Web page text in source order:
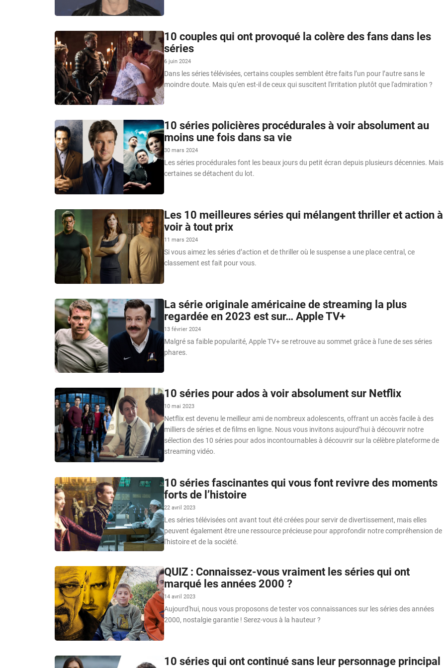
10 couples qui ont provoqué la colère des fans dans les
séries
6 juin 2024
Dans les séries télévisées, certains couples semblent être faits l’un pour l’autre sans le
moindre doute. Mais qu'en est-il de ceux qui suscitent l'irritation plutôt que l'admiration ?
10 séries policières procédurales à voir absolument au
moins une fois dans sa vie
30 mars 2024
Les séries procédurales font les beaux jours du petit écran depuis plusieurs décennies. Mais
certaines se détachent du lot.
Les 10 meilleures séries qui mélangent thriller et action à
voir à tout prix
11 mars 2024
Si vous aimez les séries d’action et de thriller où le suspense a une place central, ce
classement est fait pour vous.
La série originale américaine de streaming la plus
regardée en 2023 est sur… Apple TV+
13 février 2024
Malgré sa faible popularité, Apple TV+ se retrouve au sommet grâce à l'une de ses séries
phares.
10 séries pour ados à voir absolument sur Netflix
10 mai 2023
Netflix est devenu le meilleur ami de nombreux adolescents, offrant un accès facile à des
milliers de séries et de films en ligne. Nous vous invitons aujourd’hui à découvrir notre
sélection des 10 séries pour ados incontournables à découvrir sur la célèbre plateforme de
streaming vidéo.
10 séries fascinantes qui vous font revivre des moments
forts de l’histoire
22 avril 2023
Les séries télévisées ont avant tout été créées pour servir de divertissement, mais elles
peuvent également être une ressource précieuse pour approfondir notre compréhension de
l'histoire et de la société.
QUIZ : Connaissez-vous vraiment les séries qui ont
marqué les années 2000 ?
14 avril 2023
Aujourd'hui, nous vous proposons de tester vos connaissances sur les séries des années
2000, nostalgie garantie ! Serez-vous à la hauteur ?
10 séries qui ont continué sans leur personnage principal